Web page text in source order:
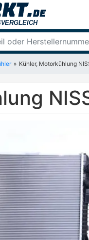
Kühler, Motorkühlung